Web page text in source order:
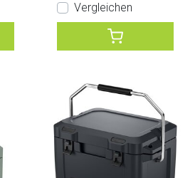
Vergleichen